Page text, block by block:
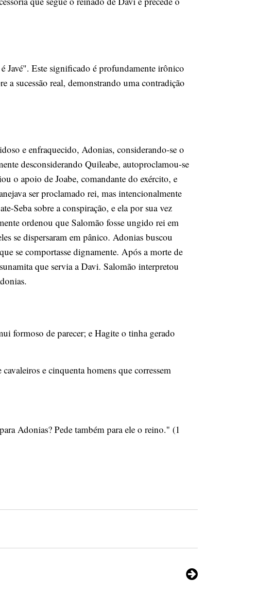
a sucessão real, demonstrando uma contradição
e enfraquecido, Adonias, considerando-se o
desconsiderando Quileabe, autoproclamou-se
o apoio de Joabe, comandante do exército, e
ser proclamado rei, mas intencionalmente
Seba sobre a conspiração, e ela por sua vez
ordenou que Salomão fosse ungido rei em
se dispersaram em pânico. Adonias buscou
se comportasse dignamente. Após a morte de
que servia a Davi. Salomão interpretou
formoso de parecer; e Hagite o tinha gerado
e cinquenta homens que corressem
Adonias? Pede também para ele o reino." (1